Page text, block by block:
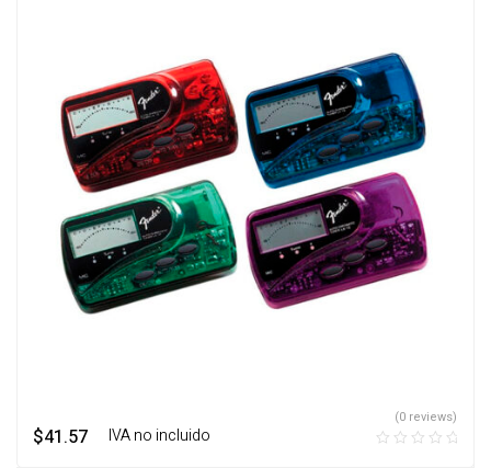
$41.57 ‎ ‎ ‎ IVA no incluido
(0 reviews)